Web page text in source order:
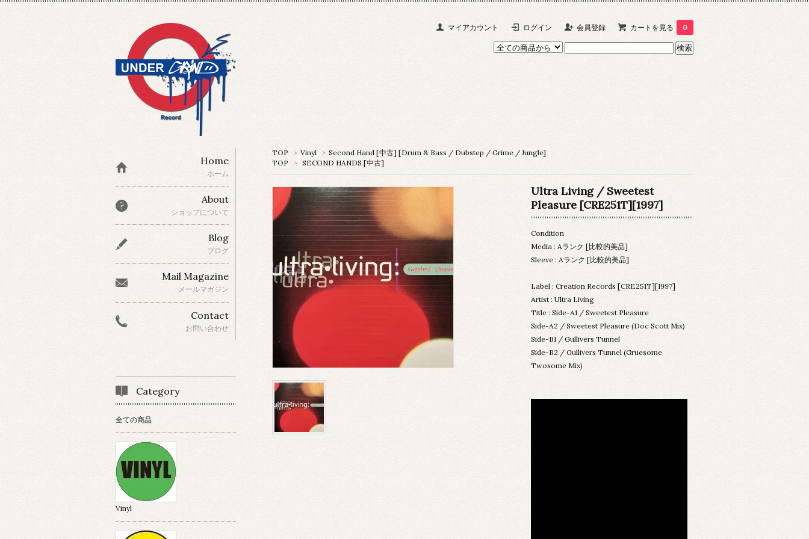
マイアカウント ログイン 会員登録 カートを見る 0
TOP > Vinyl > Second Hand [中古] [Drum & Bass / Dubstep / Grime / Jungle]
TOP
> SECOND HANDS [中古]
Ultra Living / Sweetest
Pleasure [CRE251T][1997]
Condition
Media : Aランク [比較的美品]
Sleeve : Aランク [比較的美品]
Label : Creation Records [CRE251T][1997]
Artist : Ultra Living
Title : Side-A1 / Sweetest Pleasure
Side-A2 / Sweetest Pleasure (Doc Scott Mix)
Side-B1 / Gullivers Tunnel
Side-B2 / Gullivers Tunnel (Gruesome
Twosome Mix)
Home
ホーム
About
ショップについて
Blog
ブログ
Mail Magazine
メールマガジン
Contact
お問い合わせ
Category
全ての商品
Vinyl